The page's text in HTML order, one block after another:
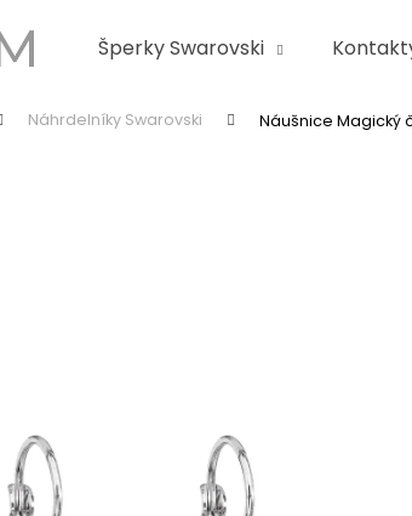
Šperky Swarovski
Náhrdelníky Swarovski Náušnice Magický
Co